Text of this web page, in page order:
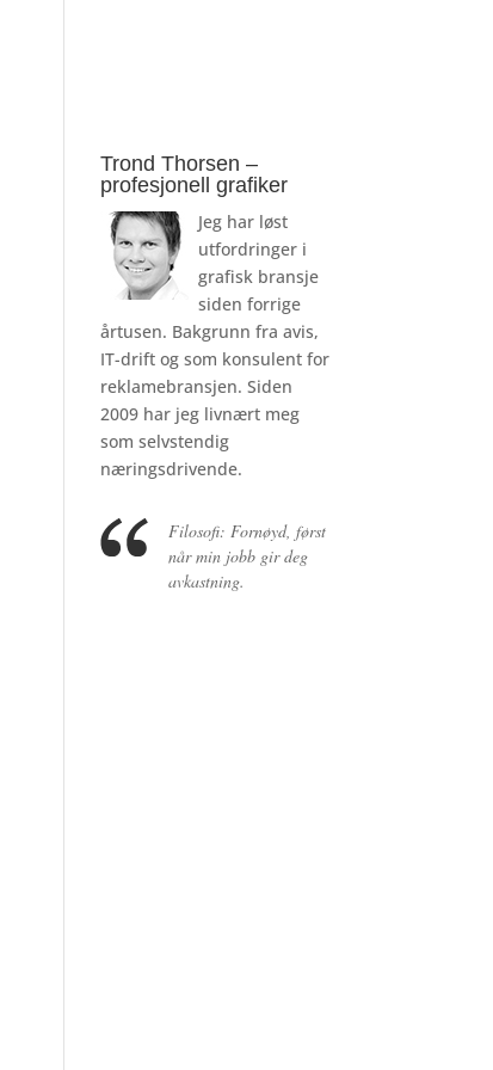
Trond Thorsen –
profesjonell grafiker
Jeg har løst
utfordringer i
grafisk bransje
siden forrige
årtusen. Bakgrunn fra avis,
IT-drift og som konsulent for
reklamebransjen. Siden
2009 har jeg livnært meg
som selvstendig
næringsdrivende.
Filosofi: Fornøyd, først
når min jobb gir deg
avkastning.